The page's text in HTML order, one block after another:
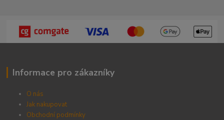
Informace pro zákazníky
O nás
Jak nakupovat
Obchodní podmínky